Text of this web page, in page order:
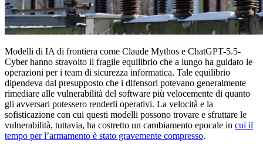
Modelli di IA di frontiera come Claude Mythos e ChatGPT-5.5-
Cyber hanno stravolto il fragile equilibrio che a lungo ha guidato le
operazioni per i team di sicurezza informatica. Tale equilibrio
dipendeva dal presupposto che i difensori potevano generalmente
rimediare alle vulnerabilità del software più velocemente di quanto
gli avversari potessero renderli operativi. La velocità e la
sofisticazione con cui questi modelli possono trovare e sfruttare le
vulnerabilità, tuttavia, ha costretto un cambiamento epocale in cui il
tempo per l’armamento è stato gravemente compresso.